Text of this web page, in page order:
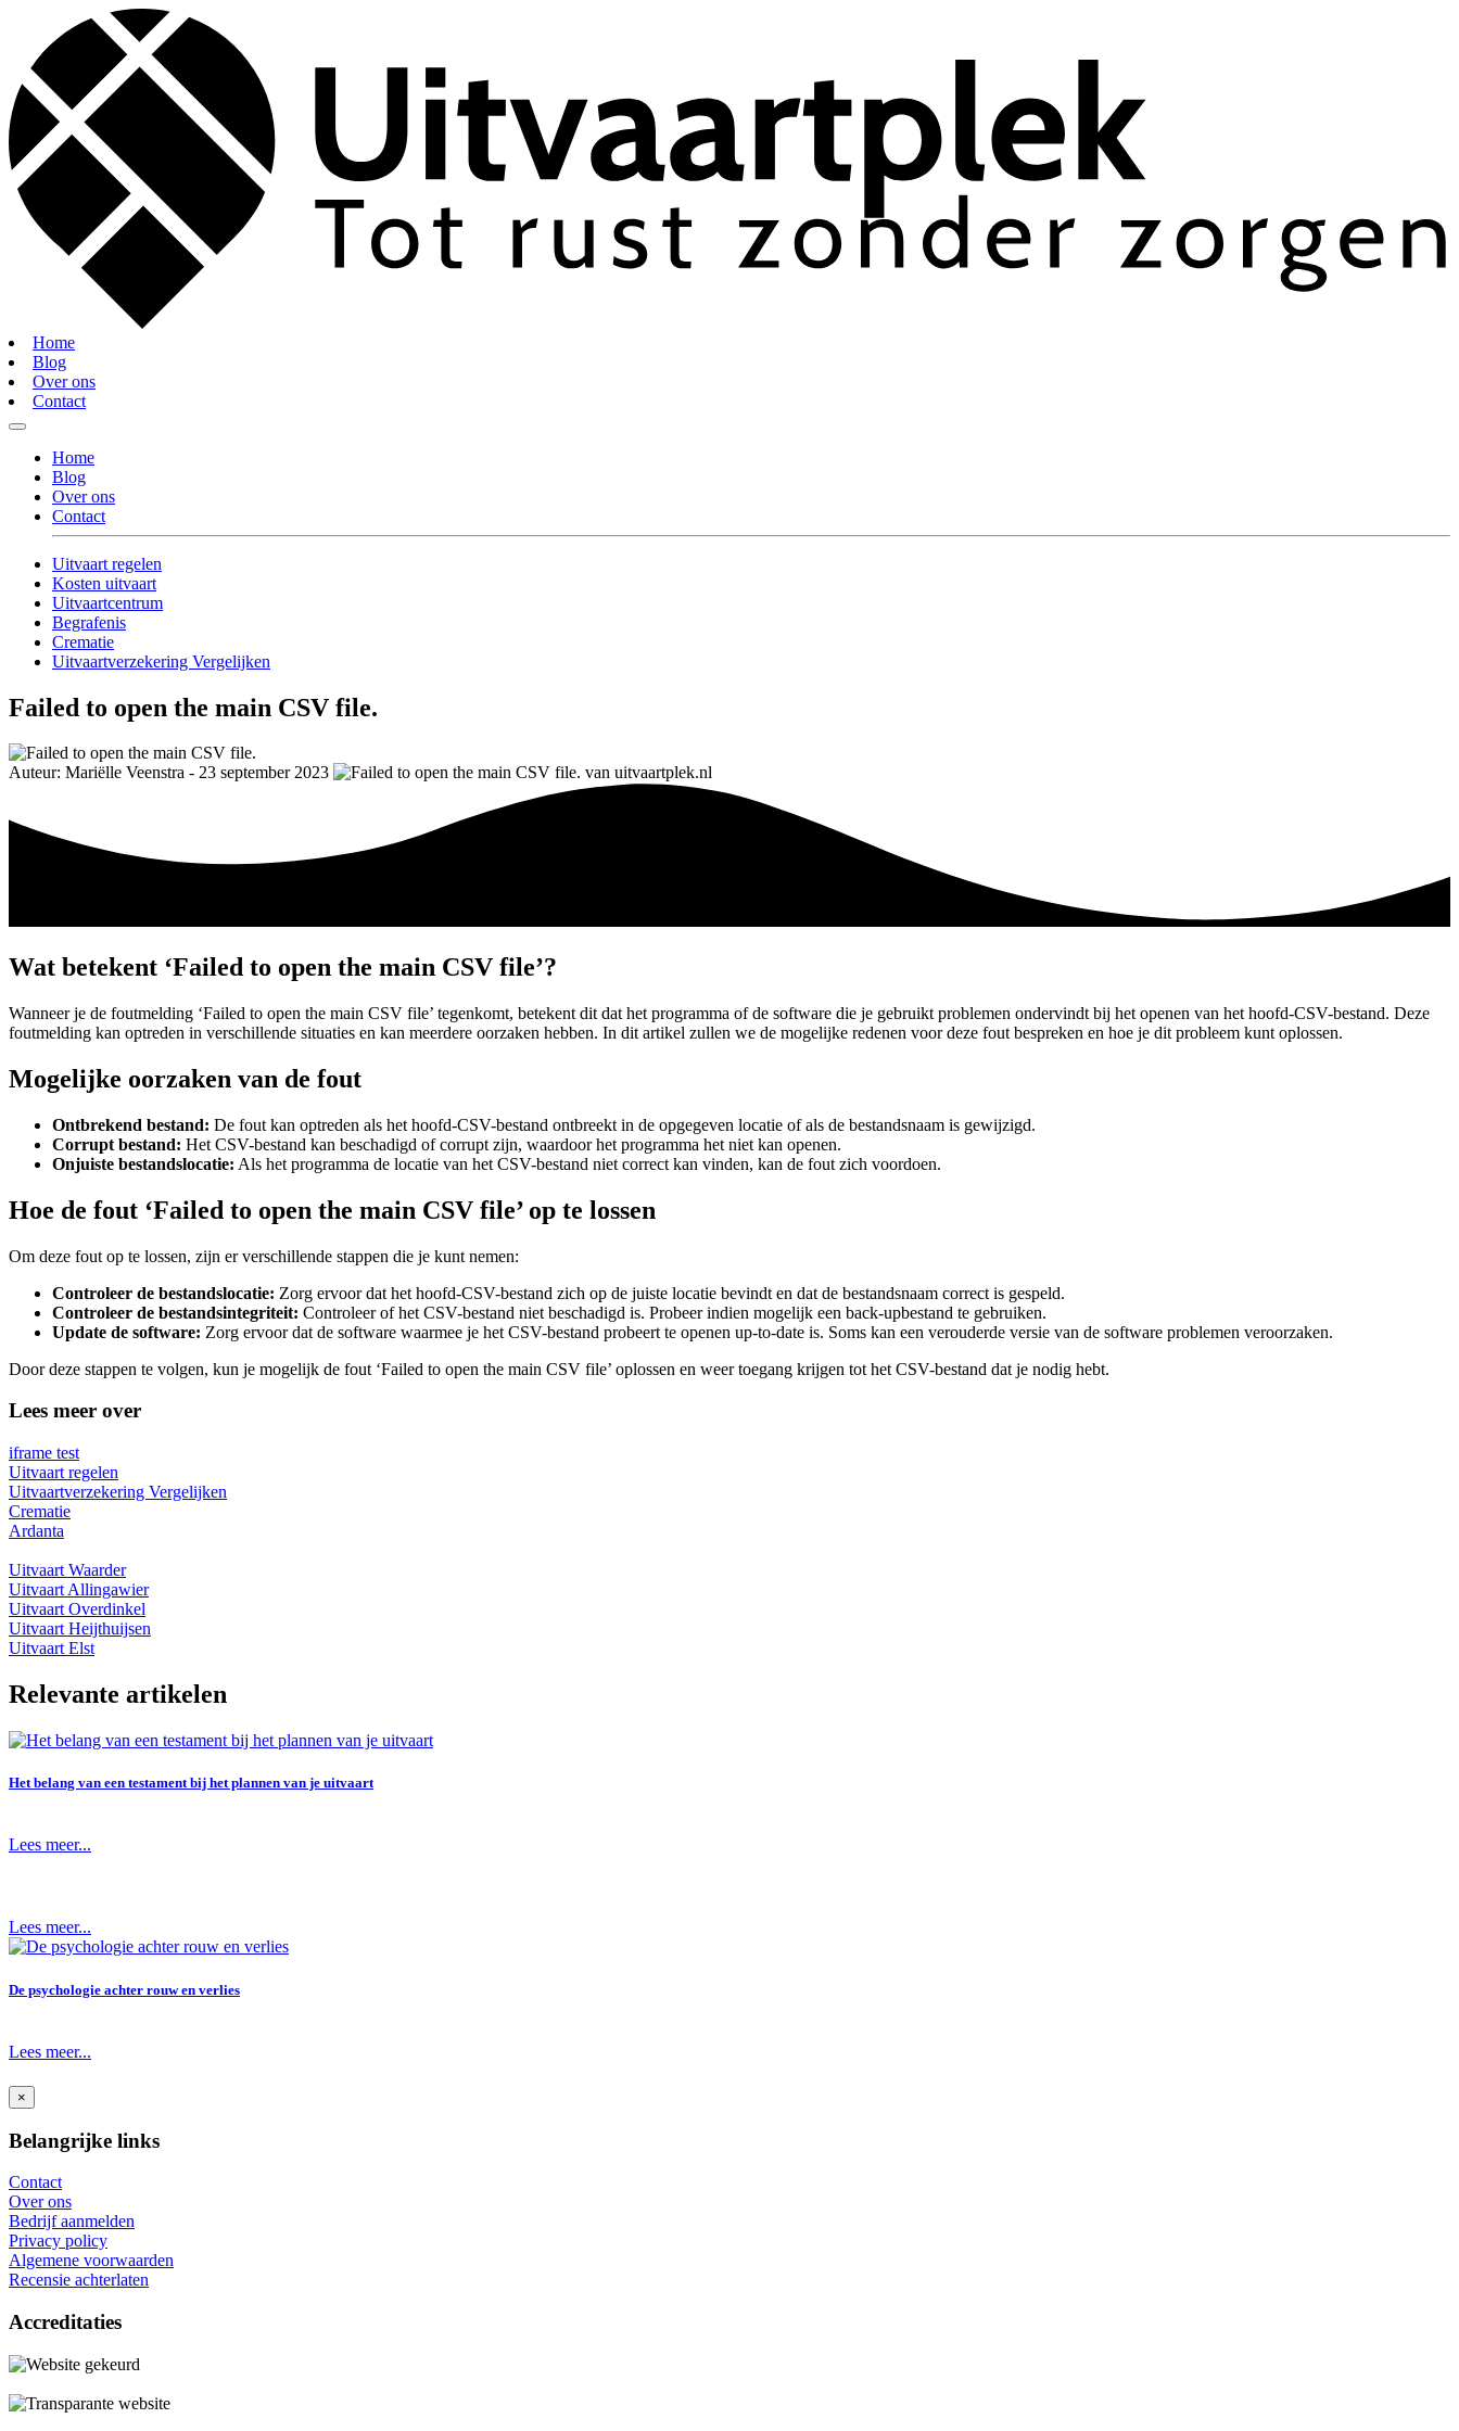
Home
Blog
Over ons
Contact
Home
Blog
Over ons
Contact
Uitvaart regelen
Kosten uitvaart
Uitvaartcentrum
Begrafenis
Crematie
Uitvaartverzekering Vergelijken
Failed to open the main CSV file.
Auteur: Mariëlle Veenstra - 23 september 2023
Wat betekent ‘Failed to open the main CSV file’?
Wanneer je de foutmelding ‘Failed to open the main CSV file’ tegenkomt, betekent dit dat het programma of de software die je gebruikt problemen ondervindt bij het openen van het hoofd-CSV-bestand. Deze
foutmelding kan optreden in verschillende situaties en kan meerdere oorzaken hebben. In dit artikel zullen we de mogelijke redenen voor deze fout bespreken en hoe je dit probleem kunt oplossen.
Mogelijke oorzaken van de fout
Ontbrekend bestand: De fout kan optreden als het hoofd-CSV-bestand ontbreekt in de opgegeven locatie of als de bestandsnaam is gewijzigd.
Corrupt bestand: Het CSV-bestand kan beschadigd of corrupt zijn, waardoor het programma het niet kan openen.
Onjuiste bestandslocatie: Als het programma de locatie van het CSV-bestand niet correct kan vinden, kan de fout zich voordoen.
Hoe de fout ‘Failed to open the main CSV file’ op te lossen
Om deze fout op te lossen, zijn er verschillende stappen die je kunt nemen:
Controleer de bestandslocatie: Zorg ervoor dat het hoofd-CSV-bestand zich op de juiste locatie bevindt en dat de bestandsnaam correct is gespeld.
Controleer de bestandsintegriteit: Controleer of het CSV-bestand niet beschadigd is. Probeer indien mogelijk een back-upbestand te gebruiken.
Update de software: Zorg ervoor dat de software waarmee je het CSV-bestand probeert te openen up-to-date is. Soms kan een verouderde versie van de software problemen veroorzaken.
Door deze stappen te volgen, kun je mogelijk de fout ‘Failed to open the main CSV file’ oplossen en weer toegang krijgen tot het CSV-bestand dat je nodig hebt.
Lees meer over
iframe test
Uitvaart regelen
Uitvaartverzekering Vergelijken
Crematie
Ardanta
Uitvaart Waarder
Uitvaart Allingawier
Uitvaart Overdinkel
Uitvaart Heijthuijsen
Uitvaart Elst
Relevante artikelen
Het belang van een testament bij het plannen van je uitvaart
Lees meer...
Lees meer...
De psychologie achter rouw en verlies
Lees meer...
×
Belangrijke links
Contact
Over ons
Bedrijf aanmelden
Privacy policy
Algemene voorwaarden
Recensie achterlaten
Accreditaties